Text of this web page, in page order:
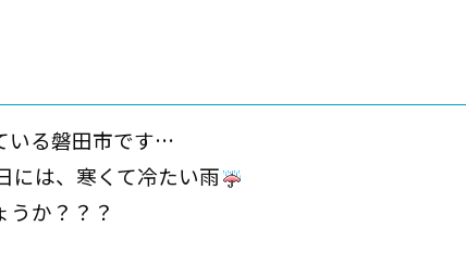
いる磐田市です…
には、寒くて冷たい雨
うか？？？